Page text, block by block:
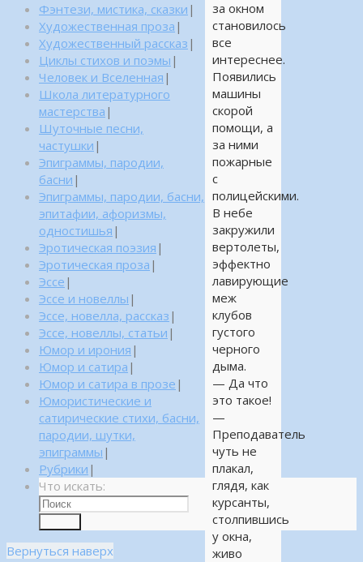
за окном
становилось
все
интереснее.
Появились
машины
скорой
помощи, а
за ними
пожарные
с
полицейскими.
В небе
закружили
вертолеты,
эффектно
лавирующие
меж
клубов
густого
черного
дыма.
— Да что
это такое!
—
Преподаватель
чуть не
плакал,
глядя, как
курсанты,
столпившись
у окна,
живо
Фэнтези, мистика, сказки |
Художественная проза |
Художественный рассказ |
Циклы стихов и поэмы |
Человек и Вселенная |
Школа литературного
мастерства |
Шуточные песни,
частушки |
Эпиграммы, пародии,
басни |
Эпиграммы, пародии, басни,
эпитафии, афоризмы,
одностишья |
Эротическая поэзия |
Эротическая проза |
Эссе |
Эссе и новеллы |
Эссе, новелла, рассказ |
Эссе, новеллы, статьи |
Юмор и ирония |
Юмор и сатира |
Юмор и сатира в прозе |
Юмористические и
сатирические стихи, басни,
пародии, шутки,
эпиграммы |
Рубрики |
Что искать:
Вернуться наверх